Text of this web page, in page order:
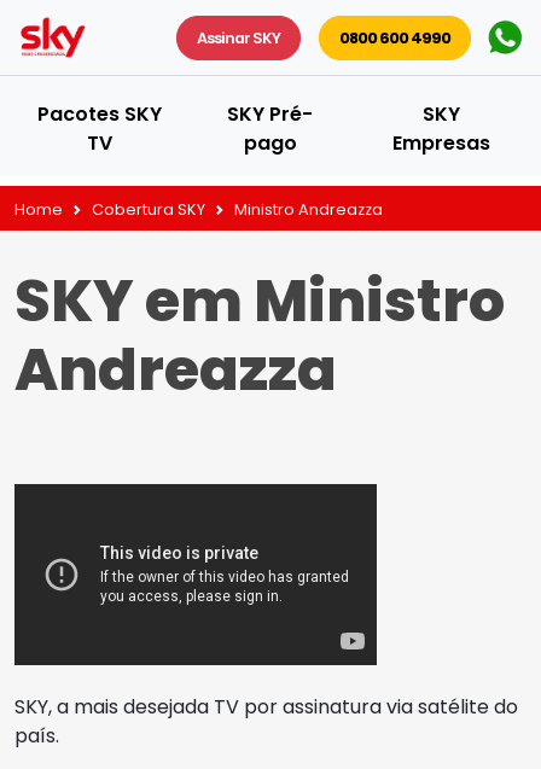
Assinar SKY 0800 600 4990
Pacotes SKY
TV
SKY Pré-
pago
SKY
Empresas
Home Cobertura SKY Ministro Andreazza
SKY em Ministro
Andreazza
SKY, a mais desejada TV por assinatura via satélite do
país.